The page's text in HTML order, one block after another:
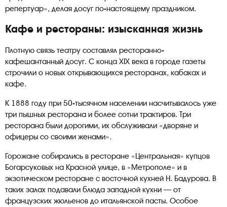
репертуар», делая досуг по-настоящему праздником.
Кафе и рестораны: изысканная жизнь
Плотную связь театру составлял ресторанно-
кафешантанный досуг. С конца XIX века в городе газеты
строчили о новых открывающихся ресторанах, кабаках и
кафе.
К 1888 году при 50-тысячном населении насчитывалось уже
три пышных ресторана и более сотни трактиров. Три
ресторана были дорогими, их обслуживали «дворяне и
офицеры со своими женами».
Горожане собирались в ресторане «Центральная» купцов
Богарсуковых на Красной улице, в «Метрополе» и в
экзотическом ресторане с восточной кухней Н. Бадурова. В
таких залах подавали блюда западной кухни — от
французских жюльенов до итальянской пасты. Особое